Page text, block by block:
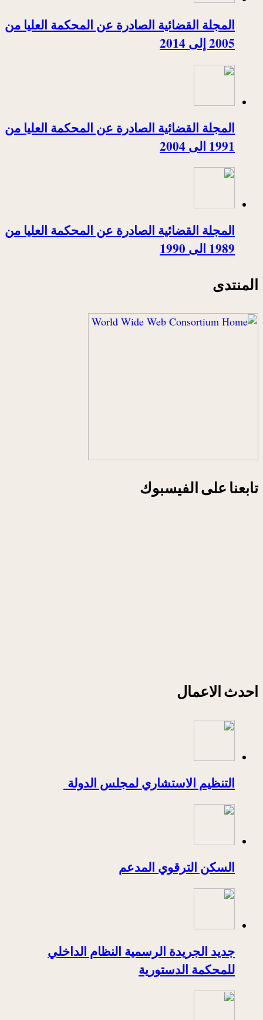
المجلة القضائية الصادرة عن المحكمة العليا من
2005 إلى 2014
المجلة القضائية الصادرة عن المحكمة العليا من
1991 الى 2004
المجلة القضائية الصادرة عن المحكمة العليا من
1989 الى 1990
المنتدى
تابعنا على الفيسبوك
احدث الاعمال
التنظيم الاستشاري لمجلس الدولة
السكن الترقوي المدعم
جديد الجريدة الرسمية النظام الداخلي
للمحكمة الدستورية